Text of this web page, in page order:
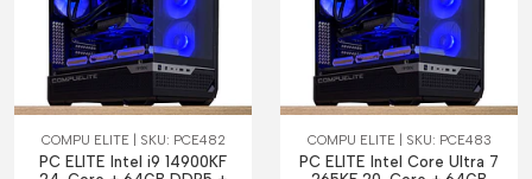
COMPU ELITE | SKU: PCE482
PC ELITE Intel i9 14900KF
COMPU ELITE | SKU: PCE483
PC ELITE Intel Core Ultra 7